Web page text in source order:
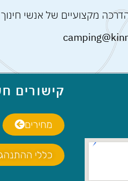
מקצועיים של אנשי
קישורים
מחירים
כללי